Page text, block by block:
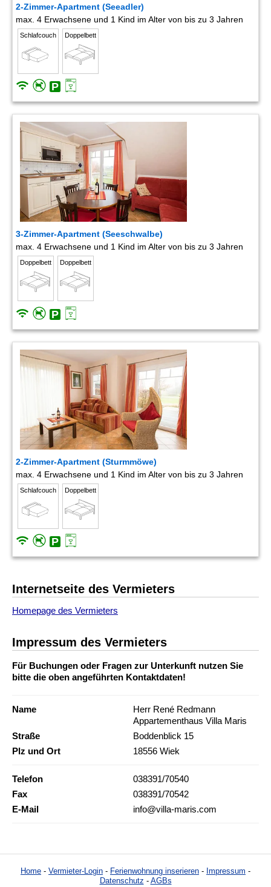
2-Zimmer-Apartment (Seeadler)
max. 4 Erwachsene und 1 Kind im Alter von bis zu 3 Jahren
Schlafcouch Doppelbett
3-Zimmer-Apartment (Seeschwalbe)
max. 4 Erwachsene und 1 Kind im Alter von bis zu 3 Jahren
Doppelbett Doppelbett
2-Zimmer-Apartment (Sturmmöwe)
max. 4 Erwachsene und 1 Kind im Alter von bis zu 3 Jahren
Schlafcouch Doppelbett
Internetseite des Vermieters
Homepage des Vermieters
Impressum des Vermieters
Für Buchungen oder Fragen zur Unterkunft nutzen Sie
bitte die oben angeführten Kontaktdaten!
Name
Herr René Redmann
Appartementhaus Villa Maris
Straße
Boddenblick 15
Plz und Ort
18556 Wiek
Telefon
038391/70540
Fax
038391/70542
E-Mail
info@villa-maris.com
Home - Vermieter-Login - Ferienwohnung inserieren - Impressum -
Datenschutz - AGBs